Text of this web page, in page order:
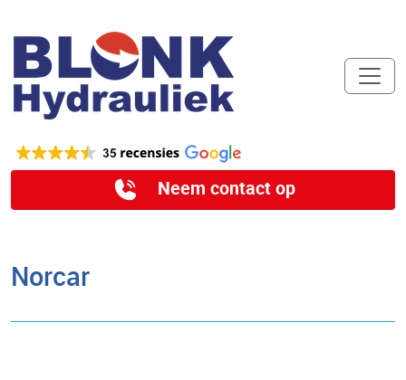
Neem contact op
Norcar